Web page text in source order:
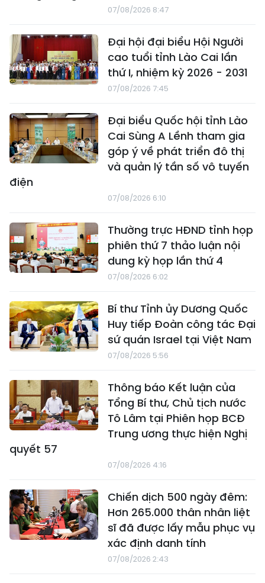
07/08/2026 8:47
Đại hội đại biểu Hội Người
cao tuổi tỉnh Lào Cai lần
thứ I, nhiệm kỳ 2026 - 2031
07/08/2026 7:45
Đại biểu Quốc hội tỉnh Lào
Cai Sùng A Lềnh tham gia
góp ý về phát triển đô thị
và quản lý tần số vô tuyến
điện
07/08/2026 6:10
Thường trực HĐND tỉnh họp
phiên thứ 7 thảo luận nội
dung kỳ họp lần thứ 4
07/08/2026 6:02
Bí thư Tỉnh ủy Dương Quốc
Huy tiếp Đoàn công tác Đại
sứ quán Israel tại Việt Nam
07/08/2026 5:56
Thông báo Kết luận của
Tổng Bí thư, Chủ tịch nước
Tô Lâm tại Phiên họp BCĐ
Trung ương thực hiện Nghị
quyết 57
07/08/2026 4:16
Chiến dịch 500 ngày đêm:
Hơn 265.000 thân nhân liệt
sĩ đã được lấy mẫu phục vụ
xác định danh tính
07/08/2026 2:43